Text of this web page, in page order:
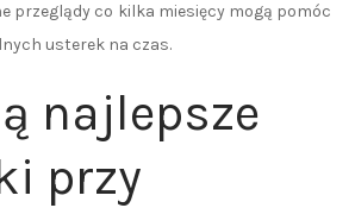
przeglądy co kilka miesięcy mogą pomóc
usterek na czas.
najlepsze
przy